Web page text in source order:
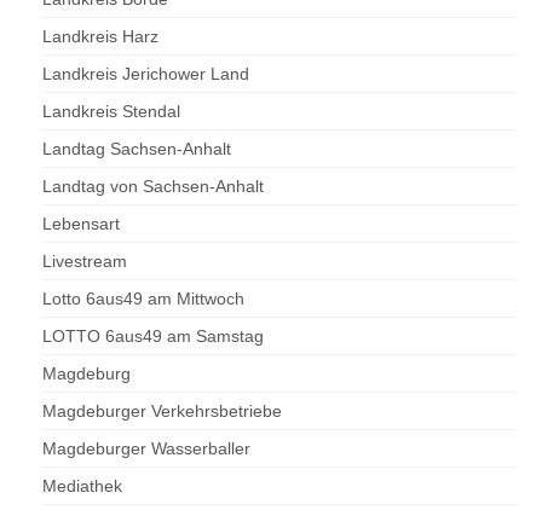
Landkreis Harz
Landkreis Jerichower Land
Landkreis Stendal
Landtag Sachsen-Anhalt
Landtag von Sachsen-Anhalt
Lebensart
Livestream
Lotto 6aus49 am Mittwoch
LOTTO 6aus49 am Samstag
Magdeburg
Magdeburger Verkehrsbetriebe
Magdeburger Wasserballer
Mediathek